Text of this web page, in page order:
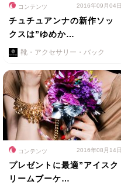
コンテンツ 2016年09月04日
チュチュアンナの新作ソッ
クスは”ゆめか…
靴・アクセサリー・バック
コンテンツ 2016年08月14日
プレゼントに最適”アイスク
リームブーケ…